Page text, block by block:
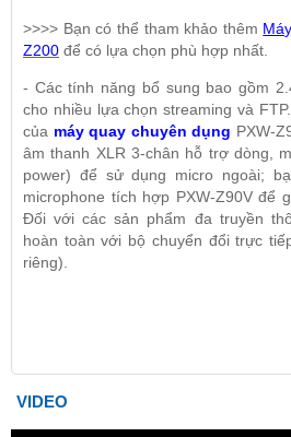
>>>> Bạn có thể tham khảo thêm
Z200 để có lựa chọn phù hợp nhất.
- Các tính năng bổ sung bao gồm
cho nhiều lựa chọn streaming và
của máy quay chuyên dụng PXW-
âm thanh XLR 3-chân hỗ trợ dòng,
power) để sử dụng micro ngoài;
microphone tích hợp PXW-Z90V để
Đối với các sản phẩm đa truyền
hoàn toàn với bộ chuyển đổi trực
riêng).
VIDEO